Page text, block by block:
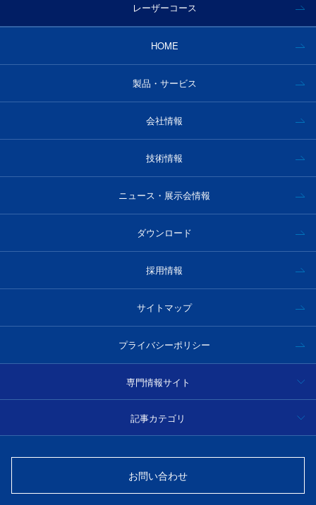
レーザーコース
HOME
製品・サービス
会社情報
技術情報
ニュース・展示会情報
ダウンロード
採用情報
サイトマップ
プライバシーポリシー
専門情報サイト
ハイパースペクトルカメラ事例集・技術情報
光学フィルター製品情報・技術情報
記事カテゴリ
分光
光源
お問い合わせ